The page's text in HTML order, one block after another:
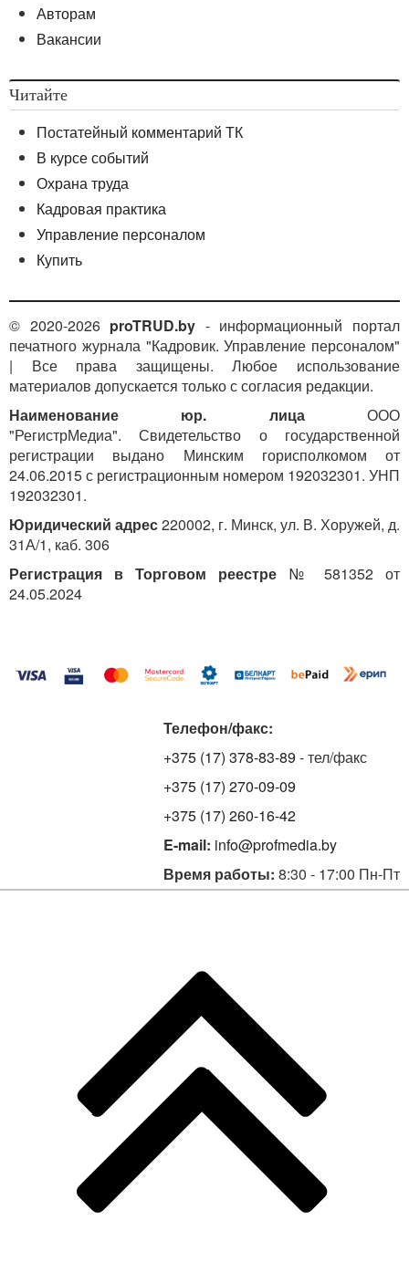
Авторам
Вакансии
Читайте
Постатейный комментарий ТК
В курсе событий
Охрана труда
Кадровая практика
Управление персоналом
Купить
© 2020-2026 proTRUD.by - информационный портал
печатного журнала "Кадровик. Управление персоналом"
| Все права защищены. Любое использование
материалов допускается только с согласия редакции.
Наименование юр. лицаООО
"РегистрМедиа". Свидетельство о государственной
регистрации выдано Минским горисполкомом от
24.06.2015 с регистрационным номером 192032301. УНП
192032301.
Юридический адрес220002, г. Минск, ул. В. Хоружей, д.
31А/1, каб. 306
Регистрация в Торговом реестре № 581352 от
24.05.2024
Телефон/факс:
+375 (17) 378-83-89 - тел/факс
+375 (17) 270-09-09
+375 (17) 260-16-42
E-mail: info@profmedia.by
Время работы: 8:30 - 17:00 Пн-Пт